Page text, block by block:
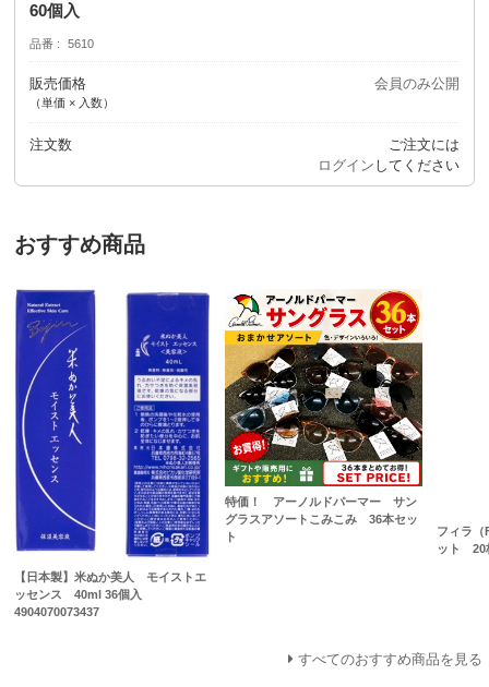
60個入
品番 5610
販売価格
（単価 × 入数）
会員のみ公開
注文数
ご注文には
ログイン してください
おすすめ商品
【日本製】米ぬか美人 モイストエ
ッセンス 40ml 36個入
4904070073437
特価！ アーノルドパーマー サン
グラスアソートこみこみ 36本セッ
ト
フィラ
ット 20
すべてのおすすめ商品を見る